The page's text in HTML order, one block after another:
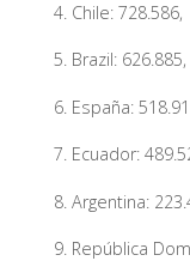
4. Chile: 728.586,
5. Brazil: 626.885,
6. España:
7. Ecuador:
8. Argentina:
9. República